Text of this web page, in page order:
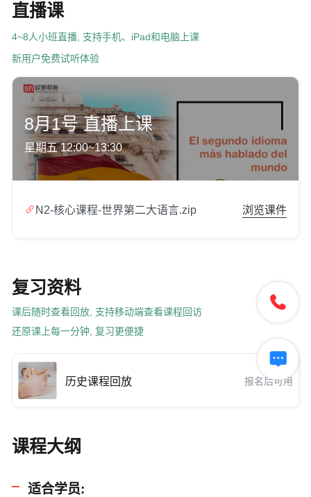
直播课
4~8人小班直播, 支持手机、iPad和电脑上课
新用户免费试听体验
8月1号 直播上课
星期五 12:00~13:30
 N2-核心课程-世界第二大语言.zip 浏览课件
复习资料
课后随时查看回放, 支持移动端查看课程回访
还原课上每一分钟, 复习更便捷
历史课程回放 报名后可用
课程大纲
适合学员:

